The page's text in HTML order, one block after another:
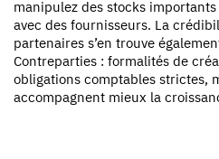
manipulez des stocks
avec des fournisseurs. La
partenaires s’en trouve
Contreparties : formalités de
obligations comptables strictes,
accompagnent mieux la